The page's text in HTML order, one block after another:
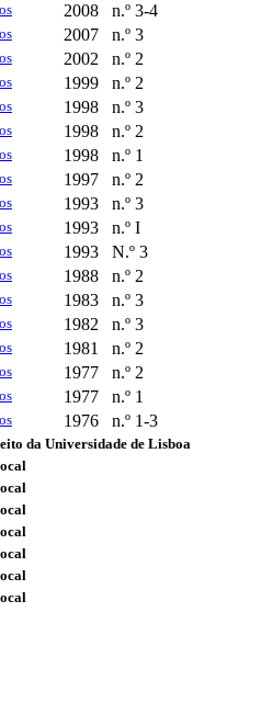
2008 n.º 3-4
2007 n.º 3
2002 n.º 2
1999 n.º 2
1998 n.º 3
1998 n.º 2
1998 n.º 1
1997 n.º 2
1993 n.º 3
1993 n.º I
1993 N.º 3
1988 n.º 2
1983 n.º 3
1982 n.º 3
1981 n.º 2
1977 n.º 2
1977 n.º 1
1976 n.º 1-3
da Universidade de Lisboa